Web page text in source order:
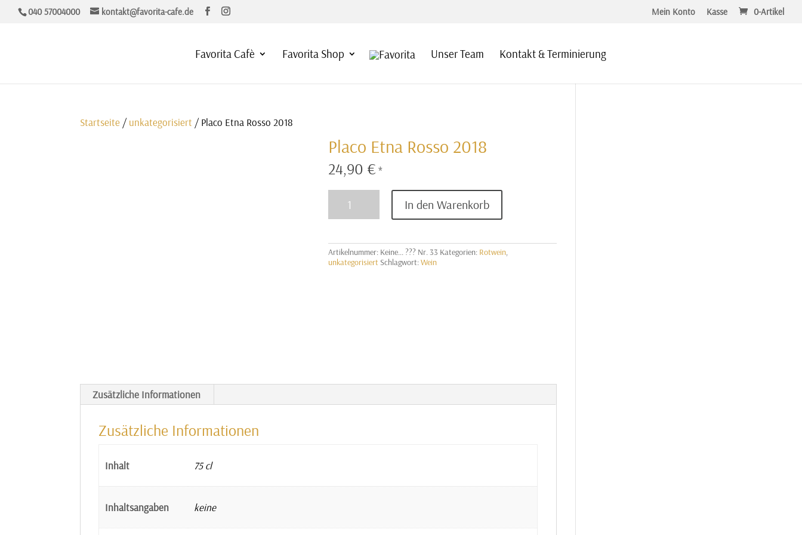
040 57004000 kontakt@favorita-cafe.de Mein Konto Kasse 0-Artikel
Favorita Cafè Favorita Shop Unser Team Kontakt & Terminierung
Startseite /unkategorisiert / Placo Etna Rosso 2018
Placo Etna Rosso 2018
24,90 € *
In den Warenkorb
Artikelnummer: Keine... ??? Nr. 33 Kategorien: Rotwein,
unkategorisiert Schlagwort:Wein
Zusätzliche Informationen
Zusätzliche Informationen
Inhalt 75 cl
Inhaltsangaben keine